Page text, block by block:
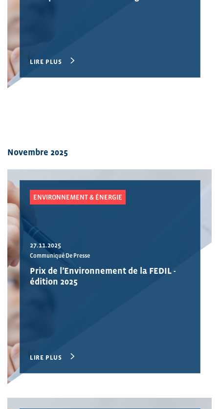
LIRE PLUS
Novembre 2025
ENVIRONNEMENT & ÉNERGIE
27.11.2025
Communiqué De Presse
Prix de l’Environnement de la FEDIL -
édition 2025
LIRE PLUS